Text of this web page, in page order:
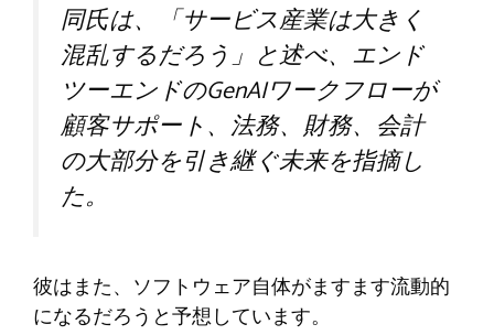
同氏は、「サービス産業は大きく
混乱するだろう」と述べ、エンド
ツーエンドのGenAIワークフローが
顧客サポート、法務、財務、会計
の大部分を引き継ぐ未来を指摘し
た。
彼はまた、ソフトウェア自体がますます流動的
になるだろうと予想しています。